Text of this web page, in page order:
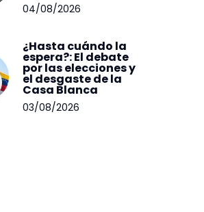
04/08/2026
¿Hasta cuándo la
espera?: El debate
por las elecciones y
el desgaste de la
Casa Blanca
03/08/2026